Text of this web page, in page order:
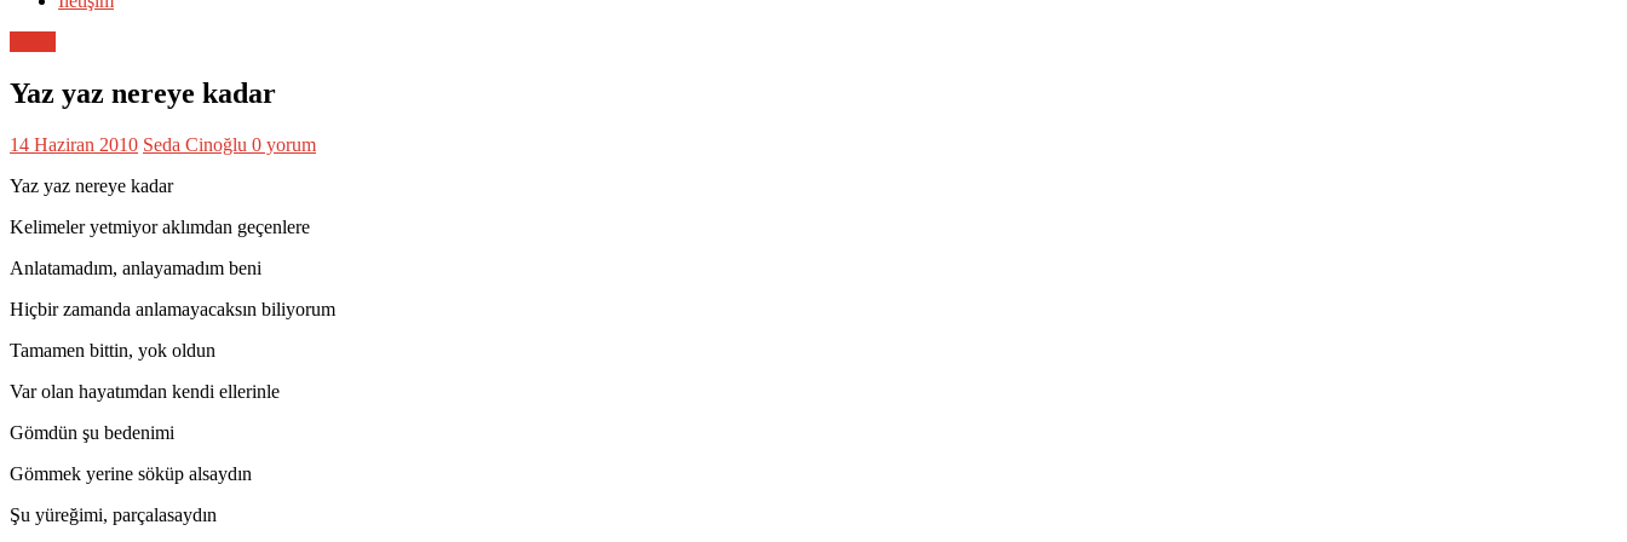
Yaz yaz nereye kadar
14 Haziran 2010 Seda Cinoğlu 0 yorum
Yaz yaz nereye kadar
Kelimeler yetmiyor aklımdan geçenlere
Anlatamadım, anlayamadım beni
Hiçbir zamanda anlamayacaksın biliyorum
Tamamen bittin, yok oldun
Var olan hayatımdan kendi ellerinle
Gömdün şu bedenimi
Gömmek yerine söküp alsaydın
Şu yüreğimi, parçalasaydın